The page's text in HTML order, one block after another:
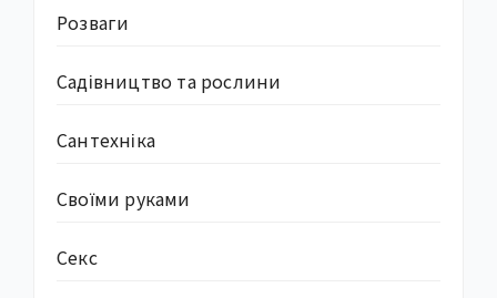
Розваги
Садівництво та рослини
Сантехніка
Своїми руками
Секс